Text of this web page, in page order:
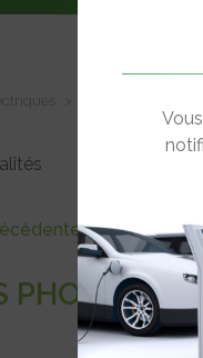
PHOTOS